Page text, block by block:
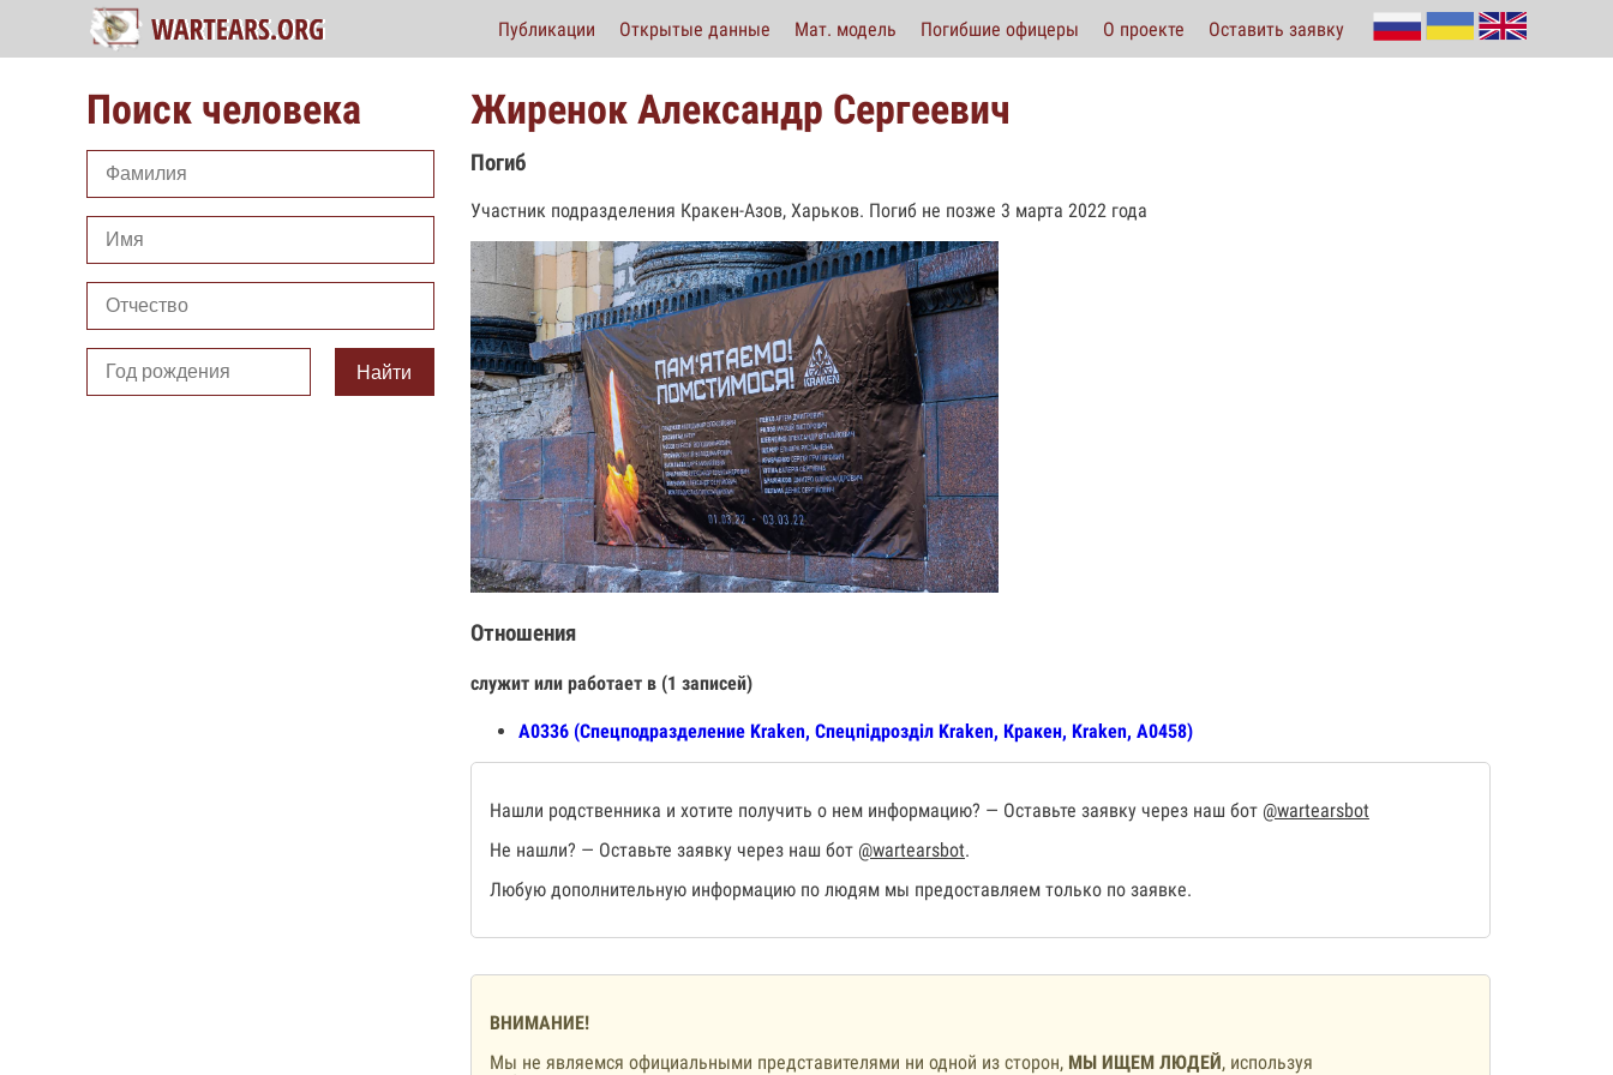
Публикации Открытые данные Мат. модель Погибшие офицеры О проекте Оставить заявку
Поиск человека
Найти
Жиренок Александр Сергеевич
Погиб
Участник подразделения Кракен-Азов, Харьков. Погиб не позже 3 марта 2022 года
Отношения
служит или работает в (1 записей)
А0336 (Спецподразделение Kraken, Спецпiдроздiл Kraken, Кракен, Kraken, А0458)
Нашли родственника и хотите получить о нем информацию? — Оставьте заявку через наш бот @wartearsbot
Не нашли? — Оставьте заявку через наш бот @wartearsbot.
Любую дополнительную информацию по людям мы предоставляем только по заявке.
ВНИМАНИЕ!
Мы не являемся официальными представителями ни одной из сторон, МЫ ИЩЕМ ЛЮДЕЙ, используя